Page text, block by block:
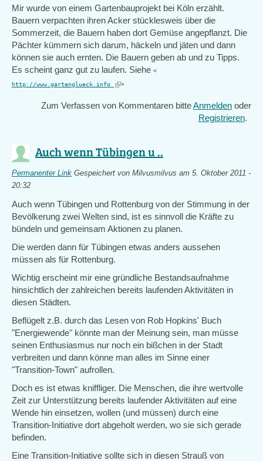
Mir wurde von einem Gartenbauprojekt bei Köln erzählt.
Bauern verpachten ihren Acker stücklesweis über die
Sommerzeit, die Bauern haben dort Gemüse angepflanzt. Die
Pächter kümmern sich darum, häckeln und jäten und dann
können sie auch ernten. Die Bauern geben ab und zu Tipps.
Es scheint ganz gut zu laufen. Siehe <
http://www.gartenglueck.info
(link
external)
>
Zum Verfassen von Kommentaren bitteAnmelden oder
Registrieren.
Auch wenn Tübingen u ..
Permanenter Link Gespeichert von Milvusmilvus am 5. Oktober 2011 -
20:32
Auch wenn Tübingen und Rottenburg von der Stimmung in der
Bevölkerung zwei Welten sind, ist es sinnvoll die Kräfte zu
bündeln und gemeinsam Aktionen zu planen.
Die werden dann für Tübingen etwas anders aussehen
müssen als für Rottenburg.
Wichtig erscheint mir eine gründliche Bestandsaufnahme
hinsichtlich der zahlreichen bereits laufenden Aktivitäten in
diesen Städten.
Beflügelt z.B. durch das Lesen von Rob Hopkins' Buch
"Energiewende" könnte man der Meinung sein, man müsse
seinen Enthusiasmus nur noch ein bißchen in der Stadt
verbreiten und dann könne man alles im Sinne einer
"Transition-Town" aufrollen.
Doch es ist etwas kniffliger. Die Menschen, die ihre wertvolle
Zeit zur Unterstützung bereits laufender Aktivitäten auf eine
Wende hin einsetzen, wollen (und müssen) durch eine
Transition-Initiative dort abgeholt werden, wo sie sich gerade
befinden.
Eine Transition-Initiative sollte sich in diesen Strauß von